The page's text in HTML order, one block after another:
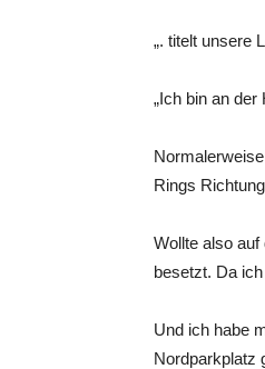
„. titelt unsere
„Ich bin an
Rings
Wollte also auf
besetzt. Da
Und ich habe
Nordparkplatz